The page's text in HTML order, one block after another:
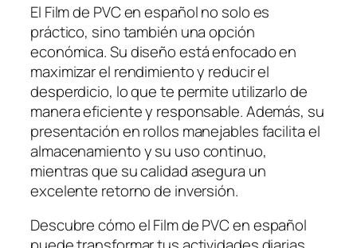
El Film de PVC en español no solo es
práctico, sino también una opción
económica. Su diseño está enfocado en
maximizar el rendimiento y reducir el
desperdicio, lo que te permite utilizarlo de
manera eficiente y responsable. Además, su
presentación en rollos manejables facilita el
almacenamiento y su uso continuo,
mientras que su calidad asegura un
excelente retorno de inversión.
Descubre cómo el Film de PVC en español